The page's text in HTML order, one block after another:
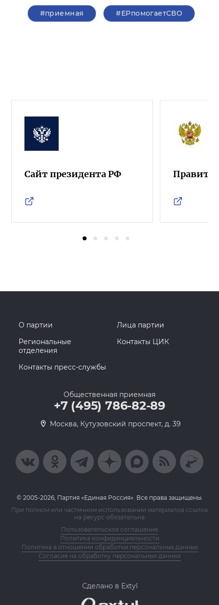
#приемная #ЕРпомогаетСВО
Сайт президента РФ
О партии
Лица партии
Региональные
отделения
Контакты ЦИК
Контакты пресс-службы
Общественная приемная
+7 (495) 786-82-89
Москва, Кутузовский проспект, д. 39
© 2005-2026, Партия «Единая Россия». Все права защищены.
При полном или частичном использовании материалов ссылка
на ресурс обязательна
Пользовательское соглашение
Политика конфиденциальности
Политика в отношении обработки персональных данных
Согласие на обработку персональных данных
Сделано в Extyl